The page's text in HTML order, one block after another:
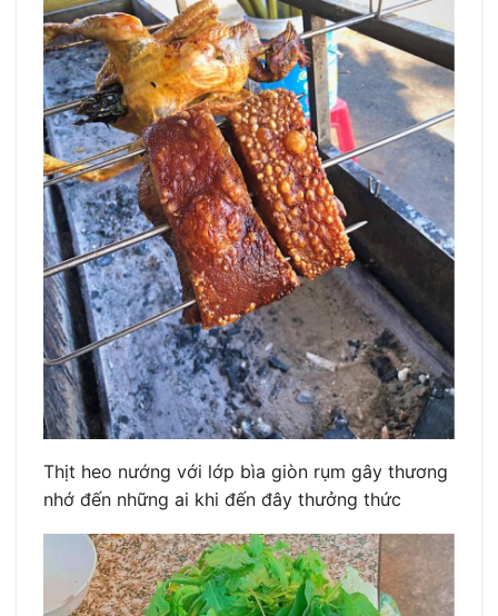
Thịt heo nướng với lớp bìa giòn rụm gây thương
nhớ đến những ai khi đến đây thưởng thức